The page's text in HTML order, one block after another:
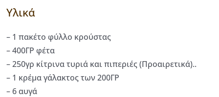
Υλικά
– 1 πακέτο φύλλο κρούστας
– 400ΓΡ φέτα
– 250γρ κίτρινα τυριά και πιπεριές (Προαιρετικά)..
– 1 κρέμα γάλακτος των 200ΓΡ
– 6 αυγά